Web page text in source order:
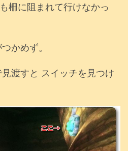
柵に阻まれて行けなかっ
かめず。
渡すと スイッチを見つけ